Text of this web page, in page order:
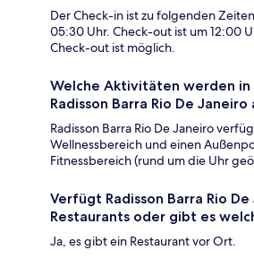
Der Check-in ist zu folgenden
05:30 Uhr. Check-out ist um 12:00
Check-out ist möglich.
Welche Aktivitäten werden in
Radisson Barra Rio De
Radisson Barra Rio De Janeiro
Wellnessbereich und einen
Fitnessbereich (rund um die Uhr
Verfügt Radisson Barra Rio
Restaurants oder gibt es
Ja, es gibt ein Restaurant vor Ort.